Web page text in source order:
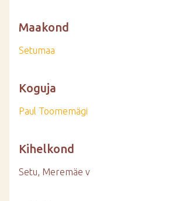
Maakond
Setumaa
Koguja
Paul Toomemägi
Kihelkond
Setu, Meremäe v